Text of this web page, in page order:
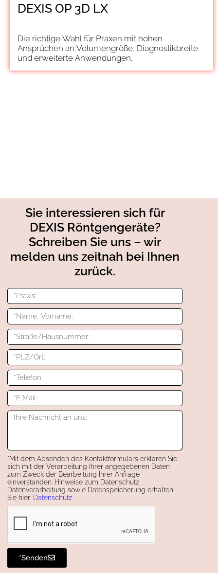
DEXIS OP 3D LX
Die richtige Wahl für Praxen mit hohen
Ansprüchen an Volumengröße, Diagnostikbreite
und erweiterte Anwendungen.
Sie interessieren sich für
DEXIS Röntgengeräte?
Schreiben Sie uns – wir
melden uns zeitnah bei Ihnen
zurück.
*Mit dem Absenden des Kontaktformulars erklären Sie
sich mit der Verarbeitung Ihrer angegebenen Daten
zum Zweck der Bearbeitung Ihrer Anfrage
einverstanden. Hinweise zum Datenschutz,
Datenverarbeitung sowie Datenspeicherung erhalten
Sie hier: Datenschutz
*Senden